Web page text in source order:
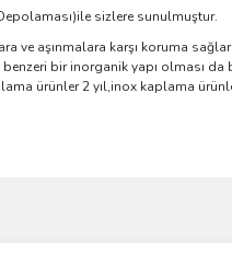
sizlere sunulmuştur.
ve aşınmalara karşı koruma sağlar
bir inorganik yapı olması da
ürünler 2 yıl,inox kaplama